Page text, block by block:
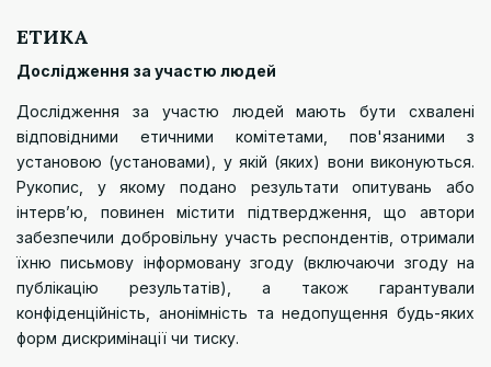
ЕТИКА
Дослідження за участю людей
Дослідження за участю людей мають бути схвалені
відповідними етичними комітетами, пов'язаними з
установою (установами), у якій (яких) вони виконуються.
Рукопис, у якому подано результати опитувань або
інтерв’ю, повинен містити підтвердження, що автори
забезпечили добровільну участь респондентів, отримали
їхню письмову інформовану згоду (включаючи згоду на
публікацію результатів), а також гарантували
конфіденційність, анонімність та недопущення будь-яких
форм дискримінації чи тиску.